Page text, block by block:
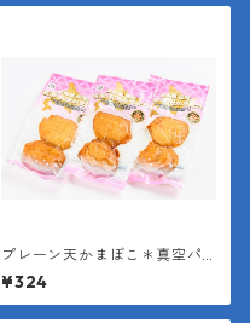
プレーン天かまぼこ＊真空パ
ッケージ（１袋２枚入り＊１
枚約40g）
¥324